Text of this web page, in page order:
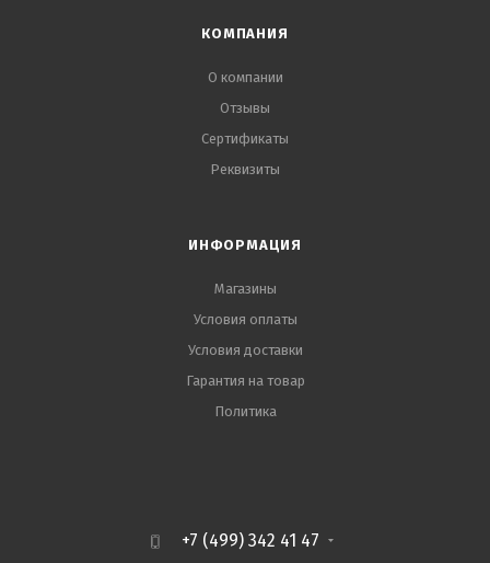
КОМПАНИЯ
О компании
Отзывы
Сертификаты
Реквизиты
ИНФОРМАЦИЯ
Магазины
Условия оплаты
Условия доставки
Гарантия на товар
Политика
+7 (499) 342 41 47